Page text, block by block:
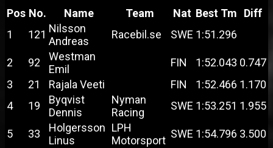
Pos No. Name Team Nat Best Tm
Diff
1
121 Nilsson
Andreas
Racebil.se SWE 1:51.296
2 92
Westman
Emil
FIN 1:52.043 0.747
3
21 Rajala Veeti FIN 1:52.466 1.170
4
19
Byqvist
Dennis
Nyman
Racing
SWE 1:53.251 1.955
5 33
Holgersson
Linus
LPH
Motorsport
SWE 1:54.796 3.500